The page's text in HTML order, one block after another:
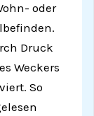
oder
Druck
Weckers
So